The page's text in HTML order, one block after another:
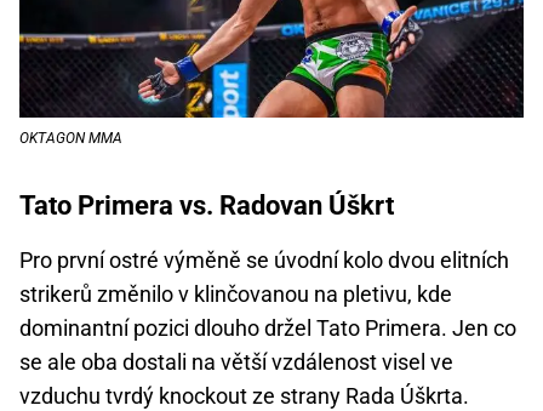
OKTAGON MMA
Tato Primera vs. Radovan Úškrt
Pro první ostré výměně se úvodní kolo dvou elitních
strikerů změnilo v klinčovanou na pletivu, kde
dominantní pozici dlouho držel Tato Primera. Jen co
se ale oba dostali na větší vzdálenost visel ve
vzduchu tvrdý knockout ze strany Rada Úškrta.